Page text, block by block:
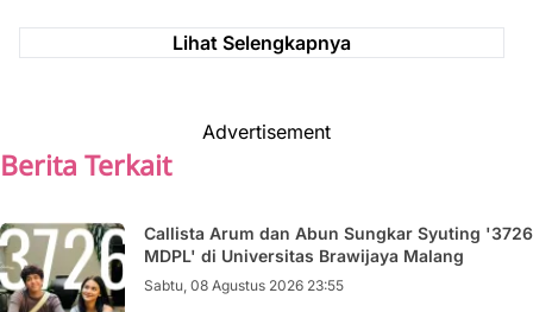
Lihat Selengkapnya
Advertisement
Berita Terkait
Callista Arum dan Abun Sungkar Syuting '3726
MDPL' di Universitas Brawijaya Malang
Sabtu, 08 Agustus 2026 23:55